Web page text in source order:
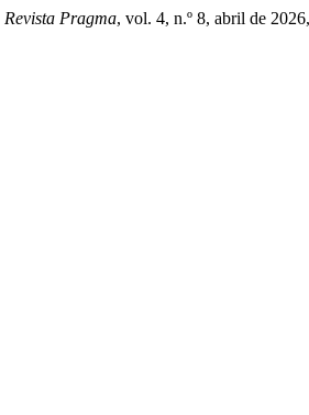
Revista Pragma, vol. 4, n.º 8, abril de